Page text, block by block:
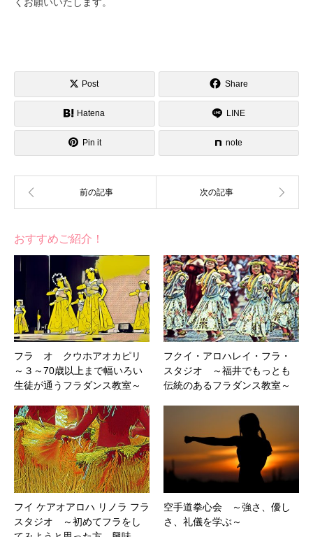
Post Share
Hatena LINE
Pin it note
おすすめご紹介！
フラ オ クウホアオカピリ
～３～70歳以上まで幅いろい
生徒が通うフラダンス教室～
フクイ・アロハレイ・フラ・
スタジオ ～福井でもっとも
伝統のあるフラダンス教室～
フイ ケアオアロハ リノラ フラ
スタジオ ～初めてフラをし
空手道拳心会 ～強さ、優し
さ、礼儀を学ぶ～